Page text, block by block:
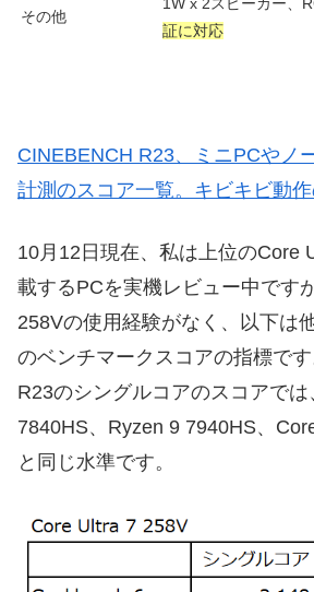
その他
証に対応
CINEBENCH R23、ミニPCやノ
計測のスコア一覧。キビキビ動
10月12日現在、私は上位のCore
載するPCを実機レビュー中です
258Vの使用経験がなく、以下は
のベンチマークスコアの指標で
R23のシングルコアのスコアで
7840HS、Ryzen 9 7940HS、
と同じ水準です。